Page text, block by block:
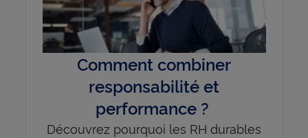
Comment combiner
responsabilité et
performance ?
Découvrez pourquoi les RH durables